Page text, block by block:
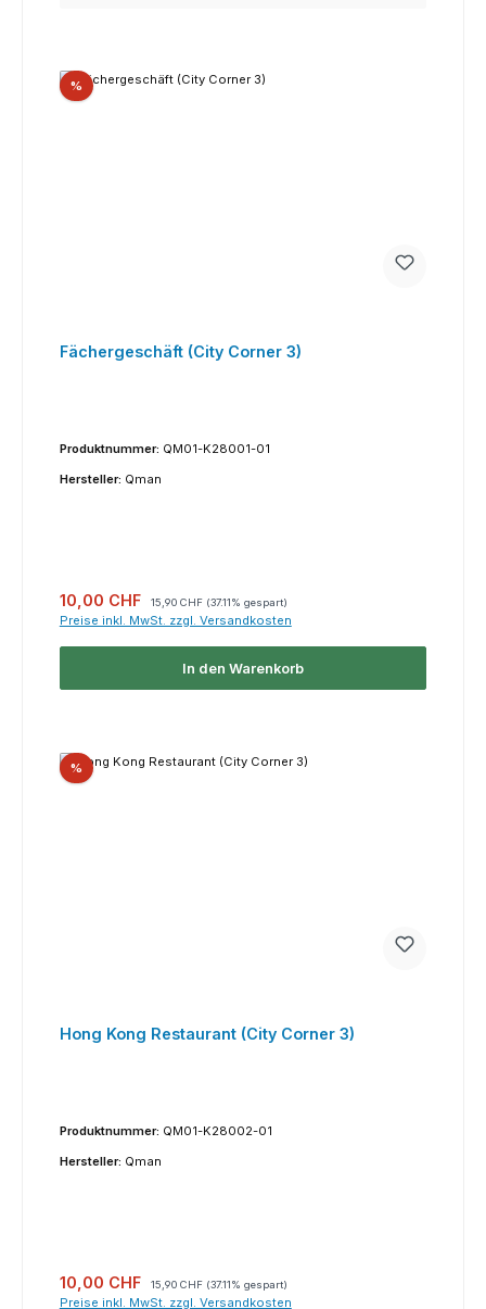
%Rabatt
Fächergeschäft (City Corner 3)
Produktnummer: QM01-K28001-01
Hersteller: Qman
Verkaufspreis:
10,00 CHF 15,90 CHF (37.11% gespart)
Preise inkl. MwSt. zzgl. Versandkosten
In den Warenkorb
%Rabatt
Hong Kong Restaurant (City Corner 3)
Produktnummer: QM01-K28002-01
Hersteller: Qman
Verkaufspreis:
10,00 CHF 15,90 CHF (37.11% gespart)
Preise inkl. MwSt. zzgl. Versandkosten